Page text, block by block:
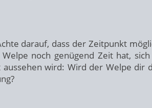
darauf, dass der Zeitpunkt
noch genügend Zeit hat, sich
wird: Wird der Welpe dir